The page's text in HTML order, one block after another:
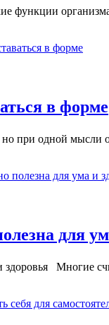
функции
в форме
при одной
для
здоровья Многие